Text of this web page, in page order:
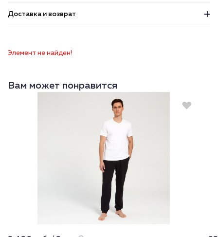
Доставка и возврат
Элемент не найден!
Вам может понравится